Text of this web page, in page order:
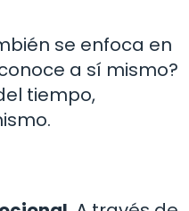
se enfoca en
a sí mismo?
tiempo,